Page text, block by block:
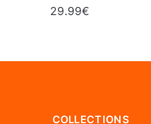
29.99€
COLLECTIONS